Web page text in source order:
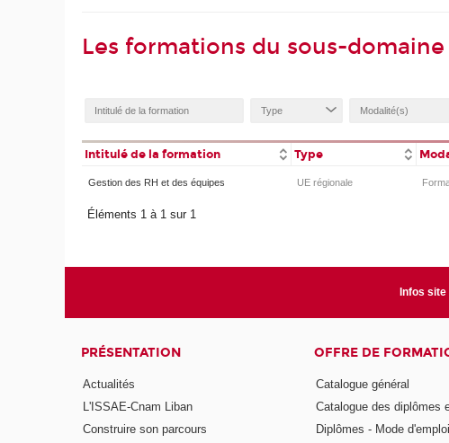
Les formations du sous-
Intitulé de la formation Type
Gestion des RH et des équipes UE régionale
Éléments 1 à 1 sur 1
Infos site
PRÉSENTATION
Actualités
L'ISSAE-Cnam Liban
Construire son parcours
OFFRE DE
Catalogue général
Catalogue des diplômes
Diplômes - Mode d'emploi